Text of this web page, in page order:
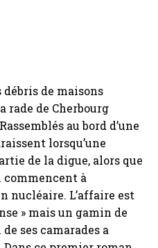
débris de maisons
rade de Cherbourg
au bord d’une
lorsqu’une
de la digue, alors que
commencent à
nucléaire. L’affaire est
» mais un gamin de
ses camarades a